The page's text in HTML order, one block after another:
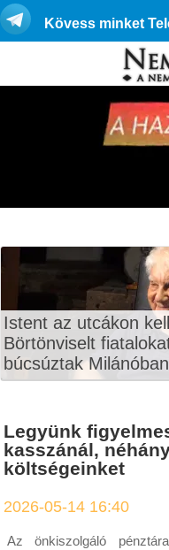
Kövess minket
Istent az utcákon
Börtönviselt
búcsúztak Milánóban
Legyünk
kasszánál,
költségeinket
2026-05-14 16:40
Az önkiszolgáló